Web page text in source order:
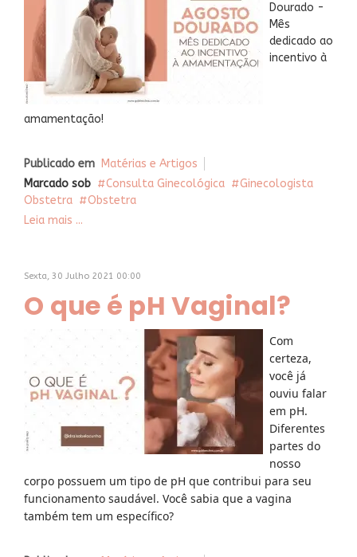
Dourado -
Mês
dedicado ao
incentivo à
amamentação!
Publicado em Matérias e Artigos
Marcado sob
Consulta Ginecológica
Ginecologista
Obstetra
Obstetra
Leia mais ...
Sexta, 30 Julho 2021 00:00
O que é pH Vaginal?
Com
certeza,
você já
ouviu falar
em pH.
Diferentes
partes do
nosso
corpo possuem um tipo de pH que contribui para seu
funcionamento saudável. Você sabia que a vagina
também tem um específico?